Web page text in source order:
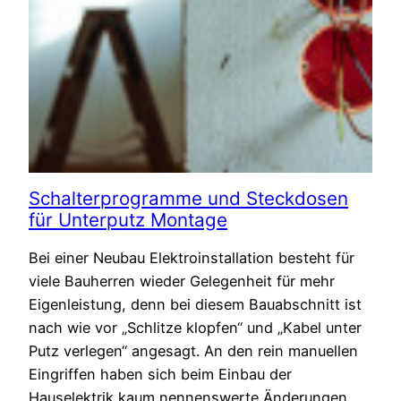
Schalterprogramme und Steckdosen
für Unterputz Montage
Bei einer Neubau Elektroinstallation besteht für
viele Bauherren wieder Gelegenheit für mehr
Eigenleistung, denn bei diesem Bauabschnitt ist
nach wie vor „Schlitze klopfen“ und „Kabel unter
Putz verlegen“ angesagt. An den rein manuellen
Eingriffen haben sich beim Einbau der